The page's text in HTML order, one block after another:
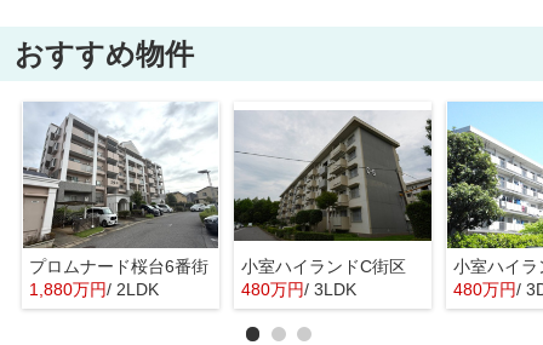
おすすめ物件
プロムナード桜台6番街
1,880万円/ 2LDK
小室ハイランドC街区
480万円/ 3LDK
小室ハイラ
480万円/